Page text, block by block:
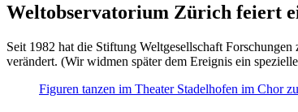
Weltobservatorium Zürich feiert
Seit 1982 hat die Stiftung Weltgesellschaft
verändert. (Wir widmen später dem Ereignis ein
Figuren tanzen im Theater Stadelhofen im Chor